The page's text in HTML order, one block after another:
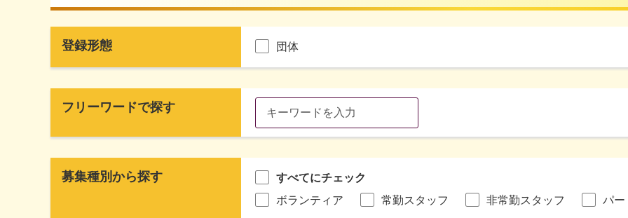
登録形態 団体
フリーワードで探す
募集種別から探す
すべてにチェック
ボランティア
常勤スタッフ 非常勤スタッフ パー